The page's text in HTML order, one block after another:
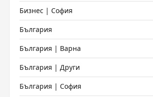
Бизнес | София
България
България | Варна
България | Други
България | София